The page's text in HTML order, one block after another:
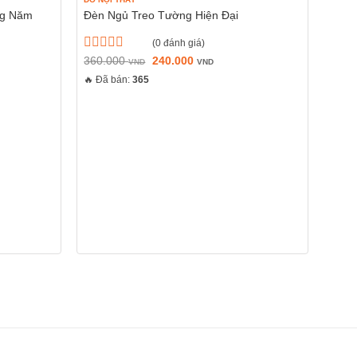
Năm Đèn Ngủ Treo Tường Hiện Đại
Được
xếp
hạng
(0 đánh giá)
360.000VND
Giá
240.000 VNDGiá
🔥 Đã bán:365